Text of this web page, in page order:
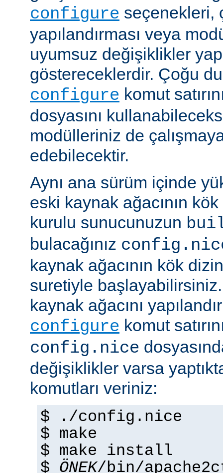
configure seçenekleri,
yapılandırması veya
uyumsuz değişiklikler
göstereceklerdir. Çoğu
configure komut
dosyasını
modülleriniz de
edebilecektir.
Aynı ana sürüm içinde
eski kaynak ağacının
kurulu sunucunuzun
bulacağınız
kaynak ağacının kök
suretiyle
kaynak ağacını
configure komut
config.nice
değişiklikler varsa
komutları veriniz:
$ ./config.nice
$ make
$ make install
$ ÖNEK/bin/